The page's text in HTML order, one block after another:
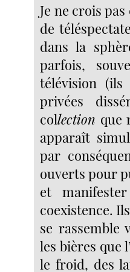
Je ne crois
de
dans la
parfois,
télévision
privées
collection que
apparaît
par
ouverts pour
et
coexistence.
se rassemble
les bières que
le froid, des